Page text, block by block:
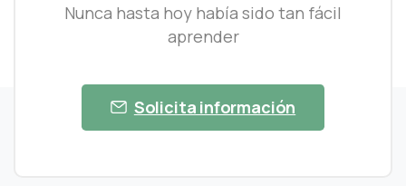
Nunca hasta hoy había sido tan fácil
aprender
Solicita información